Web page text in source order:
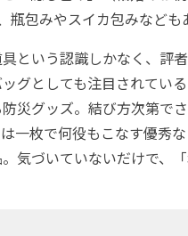
包みやスイカ包みなども
という認識しかなく、評
グとしても注目されている
災グッズ。結び方次第で
一枚で何役もこなす優秀
気づいていないだけで、